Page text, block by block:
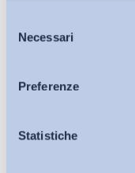
delNecessari
Preferenze
Statistiche
Bollettini ADAPT
Articoli
Osservatori